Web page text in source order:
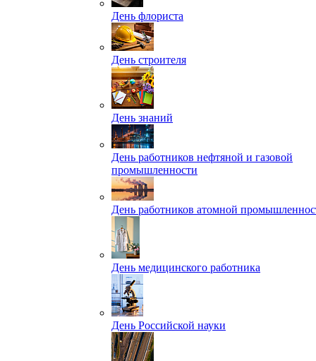
День флориста
День строителя
День знаний
День работников нефтяной и газовой
промышленности
День работников атомной
День медицинского работника
День Российской науки